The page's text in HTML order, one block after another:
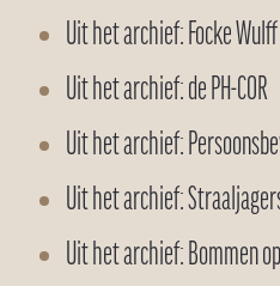
Uit het archief: Focke
Uit het archief: de PH-COR
Uit het archief:
Uit het archief:
Uit het archief: Bommen